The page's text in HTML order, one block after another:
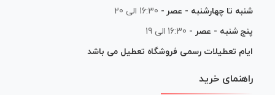
شنبه تا چهارشنبه - عصر - 16:30 الی 20
پنج شنبه - عصر - 16:30 الی 19
ایام تعطیلات رسمی فروشگاه تعطیل می باشد
راهنمای خرید